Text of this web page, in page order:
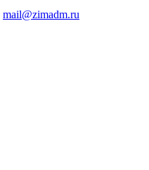
mail@zimadm.ru